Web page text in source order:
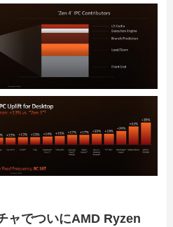
ャでついにAMD Ryzen